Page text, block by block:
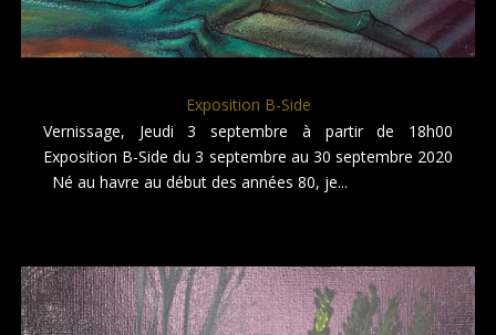
Exposition B-Side
Vernissage, Jeudi 3 septembre à partir de 18h00
Exposition B-Side du 3 septembre au 30 septembre 2020
Né au havre au début des années 80, je...